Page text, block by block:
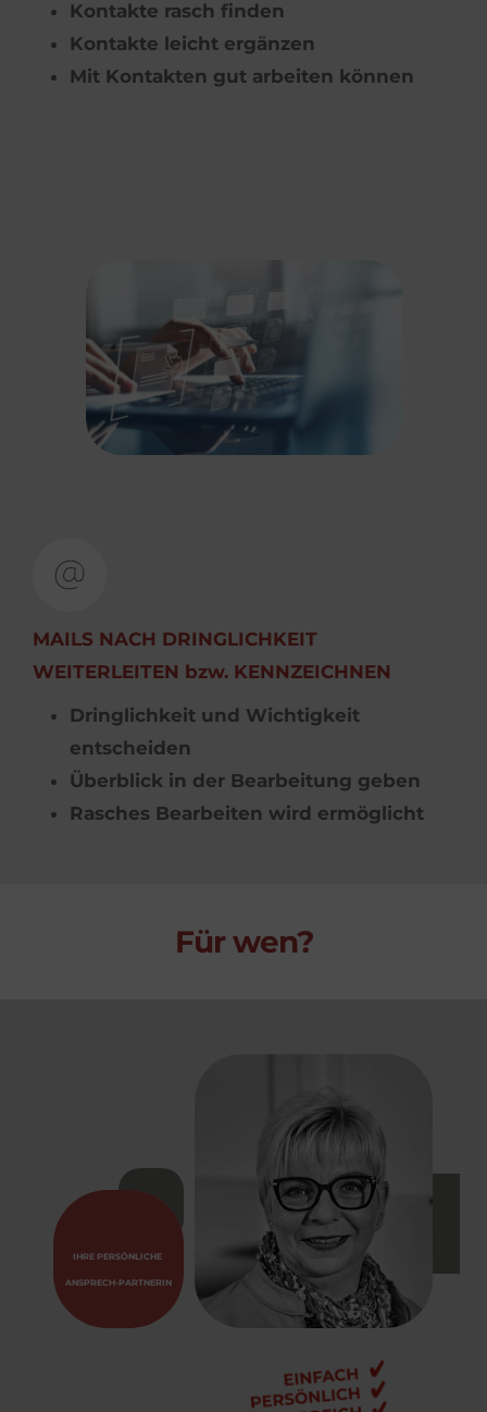
Kontakte rasch finden
Kontakte leicht ergänzen
Mit Kontakten gut arbeiten können
MAILS NACH DRINGLICHKEIT
WEITERLEITEN bzw. KENNZEICHNEN
Dringlichkeit und Wichtigkeit
entscheiden
Überblick in der Bearbeitung geben
Rasches Bearbeiten wird ermöglicht
Für wen?
IHRE PERSÖNLICHE
ANSPRECH-PARTNERIN